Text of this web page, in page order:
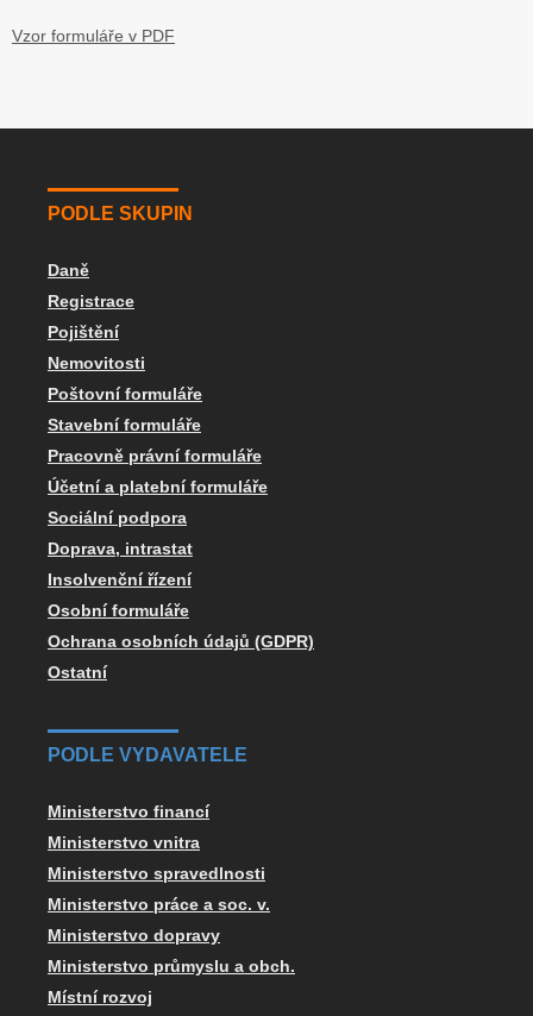
Vzor formuláře v PDF
PODLE SKUPIN
Daně
Registrace
Pojištění
Nemovitosti
Poštovní formuláře
Stavební formuláře
Pracovně právní formuláře
Účetní a platební formuláře
Sociální podpora
Doprava, intrastat
Insolvenční řízení
Osobní formuláře
Ochrana osobních údajů (GDPR)
Ostatní
PODLE VYDAVATELE
Ministerstvo financí
Ministerstvo vnitra
Ministerstvo spravedlnosti
Ministerstvo práce a soc. v.
Ministerstvo dopravy
Ministerstvo průmyslu a obch.
Místní rozvoj